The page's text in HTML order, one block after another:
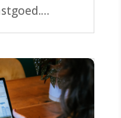
met